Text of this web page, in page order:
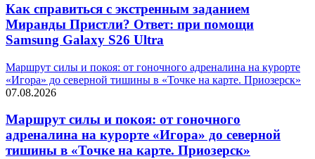
Как справиться с экстренным заданием
Миранды Пристли? Ответ: при помощи
Samsung Galaxy S26 Ultra
Маршрут силы и покоя: от гоночного адреналина на курорте
«Игора» до северной тишины в «Точке на карте. Приозерск»
07.08.2026
Маршрут силы и покоя: от гоночного
адреналина на курорте «Игора» до северной
тишины в «Точке на карте. Приозерск»